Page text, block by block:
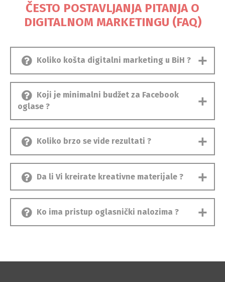
ČESTO POSTAVLJANJA PITANJA O
DIGITALNOM MARKETINGU (FAQ)
Koliko košta digitalni marketing u BiH ?
Koji je minimalni budžet za Facebook
oglase ?
Koliko brzo se vide rezultati ?
Da li Vi kreirate kreativne materijale ?
Ko ima pristup oglasnički nalozima ?